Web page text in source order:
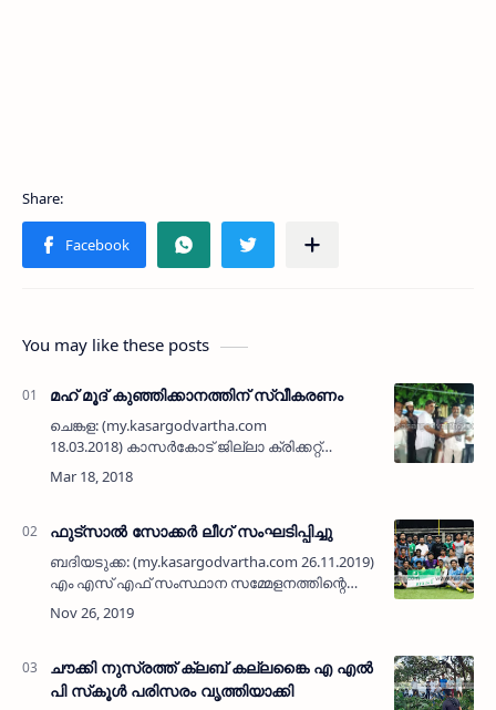
You may like these posts
മഹ് മൂദ് കുഞ്ഞിക്കാനത്തിന് സ്വീകരണം
ചെങ്കള: (my.kasargodvartha.com
18.03.2018) കാസര്‍കോട് ജില്ലാ ക്രിക്കറ്റ്
അസോസിയേഷന്‍ എക്‌സ്‌ക്യൂട്ടീവിലേക്ക്
തെരഞ്ഞെടുക്കപ്പെട്ട മഹ് മൂദ് കുഞ്ഞിക്കാനത്തിന്
ഫുട്‌സാല്‍ സോക്കര്‍ ലീഗ് സംഘടിപ്പിച്ചു
ബദിയടുക്ക: (my.kasargodvartha.com 26.11.2019)
എം എസ് എഫ് സംസ്ഥാന സമ്മേളനത്തിന്റെ
പ്രചാരണാര്‍ഥം എം എസ് എഫ് ബദിയടുക്ക
ടൗണ്‍ ശാഖാ കമ്മിറ്റി ഫുട്‌സാല്‍ സോക്കര്‍ ലീഗ്
ചൗക്കി നുസ്രത്ത് ക്ലബ് കല്ലങ്കൈ എ എല്‍
പി സ്‌കൂള്‍ പരിസരം വൃത്തിയാക്കി